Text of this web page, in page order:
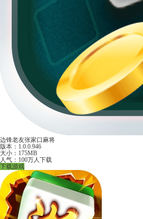
边锋老友张家口麻将
版本：1.0.0.946
大小：175MB
人气：100万人下载
下载游戏